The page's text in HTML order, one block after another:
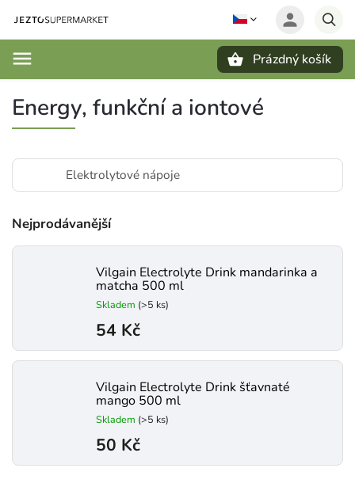
Prázdný košík
Energy, funkční a iontové
Elektrolytové nápoje
Nejprodávanější
Vilgain Electrolyte Drink mandarinka a
matcha 500 ml
Skladem (>5 ks)
54 Kč
Vilgain Electrolyte Drink šťavnaté
mango 500 ml
Skladem (>5 ks)
50 Kč